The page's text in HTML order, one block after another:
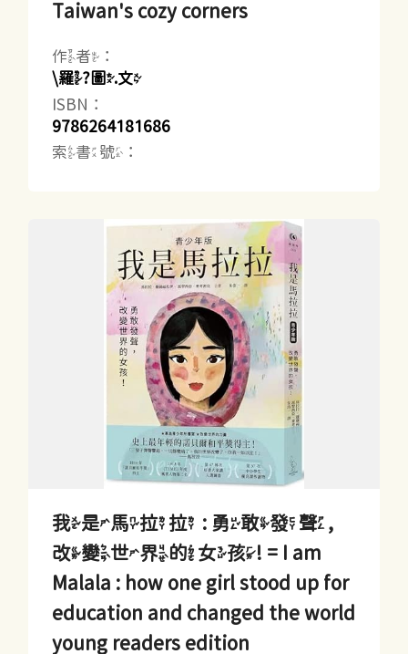
Taiwan's cozy corners
作者：
\羅?圖.文
ISBN：
9786264181686
索書號：
我是馬拉拉 : 勇敢發聲,
改變世界的女孩! = I am
Malala : how one girl stood up for
education and changed the world
young readers edition